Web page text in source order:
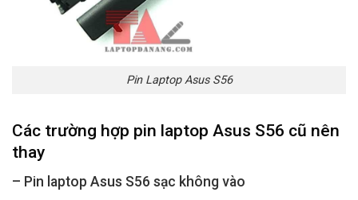
Pin Laptop Asus S56
Các trường hợp pin laptop Asus S56 cũ nên
thay
– Pin laptop Asus S56 sạc không vào